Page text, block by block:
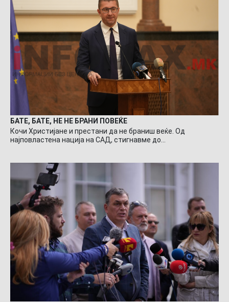
БАТЕ, БАТЕ, НЕ НЕ БРАНИ ПОВЕЌЕ
Кочи Христијане и престани да не браниш веќе. Од
најповластена нација на САД, стигнавме до…